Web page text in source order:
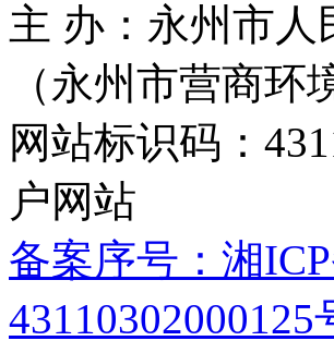
主 办：永州市
（永州市营商环
网站标识码：
户网站
备案序号：湘
43110302000125